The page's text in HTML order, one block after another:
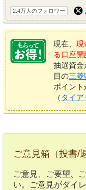
2.4万人のフォロワー
現在、 現
る口座
抽選資金
目の三菱
ポイント
（ タイ
ご意見箱（投書/
ご意見、ご要望、
い。ご意見がダイ